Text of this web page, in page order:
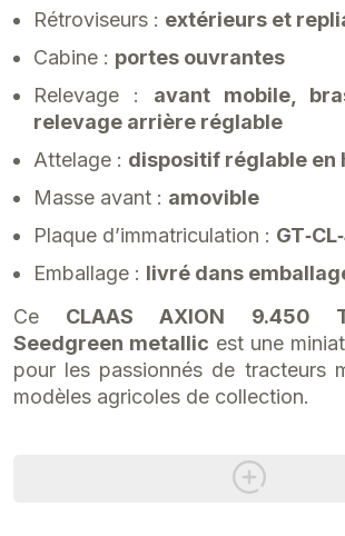
Rétroviseurs : extérieurs et
Cabine : portes ouvrantes
Relevage : avant mobile,
relevage arrière réglable
Attelage : dispositif réglable en
Masse avant : amovible
Plaque d’immatriculation :
Emballage : livré dans
Ce CLAAS AXION 9.450
Seedgreen metallic est une
pour les passionnés de tracteurs
modèles agricoles de collection.